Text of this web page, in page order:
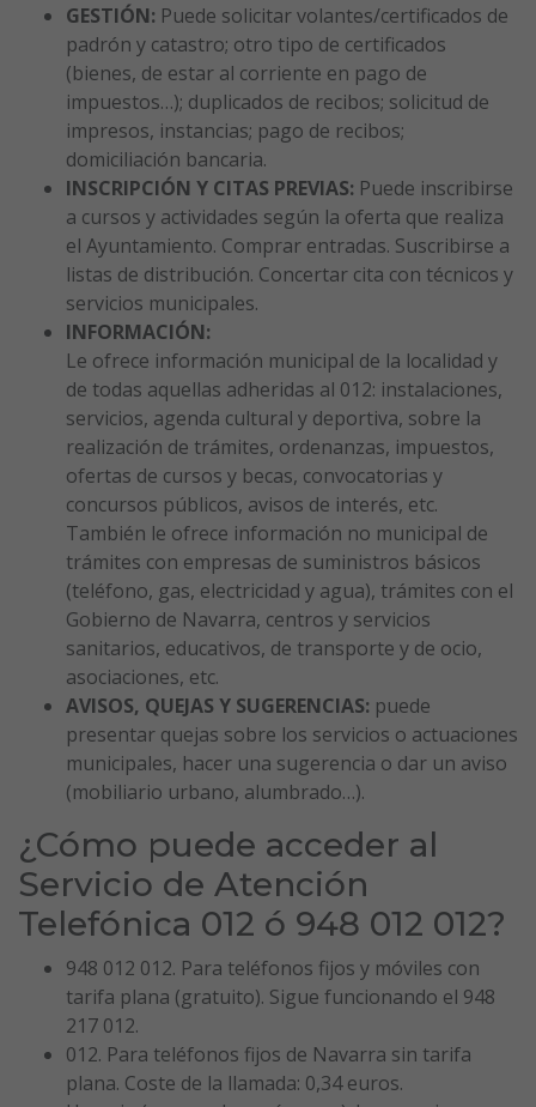
GESTIÓN: Puede solicitar volantes/certificados de
padrón y catastro; otro tipo de certificados
(bienes, de estar al corriente en pago de
impuestos…); duplicados de recibos; solicitud de
impresos, instancias; pago de recibos;
domiciliación bancaria.
INSCRIPCIÓN Y CITAS PREVIAS: Puede inscribirse
a cursos y actividades según la oferta que realiza
el Ayuntamiento. Comprar entradas. Suscribirse a
listas de distribución. Concertar cita con técnicos y
servicios municipales.
INFORMACIÓN:
Le ofrece información municipal de la localidad y
de todas aquellas adheridas al 012: instalaciones,
servicios, agenda cultural y deportiva, sobre la
realización de trámites, ordenanzas, impuestos,
ofertas de cursos y becas, convocatorias y
concursos públicos, avisos de interés, etc.
También le ofrece información no municipal de
trámites con empresas de suministros básicos
(teléfono, gas, electricidad y agua), trámites con el
Gobierno de Navarra, centros y servicios
sanitarios, educativos, de transporte y de ocio,
asociaciones, etc.
AVISOS, QUEJAS Y SUGERENCIAS: puede
presentar quejas sobre los servicios o actuaciones
municipales, hacer una sugerencia o dar un aviso
(mobiliario urbano, alumbrado…).
¿Cómo puede acceder al
Servicio de Atención
Telefónica 012 ó 948 012 012?
948 012 012. Para teléfonos fijos y móviles con
tarifa plana (gratuito). Sigue funcionando el 948
217 012.
012. Para teléfonos fijos de Navarra sin tarifa
plana. Coste de la llamada: 0,34 euros.